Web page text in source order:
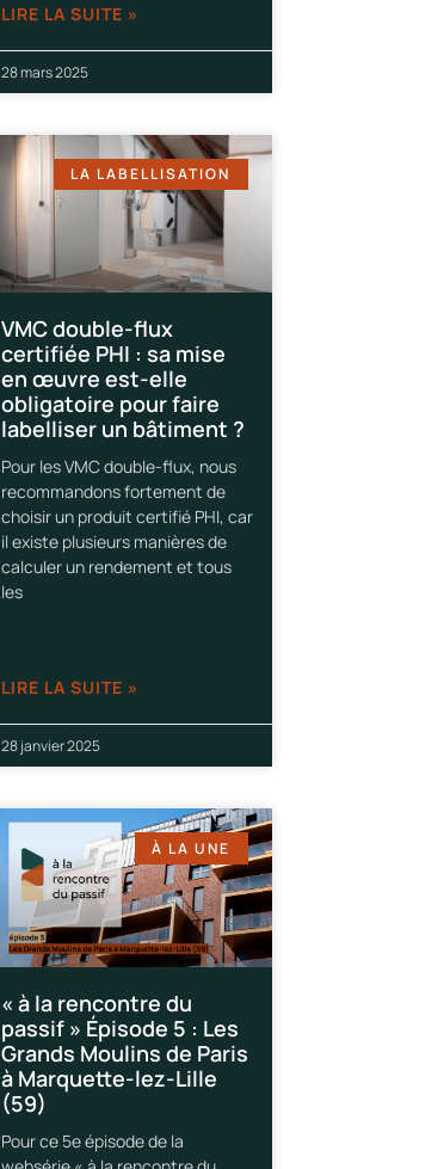
LIRE LA SUITE »
28 mars 2025
LA LABELLISATION
VMC double-flux
certifiée PHI : sa mise
en œuvre est-elle
obligatoire pour faire
labelliser un bâtiment ?
Pour les VMC double-flux, nous
recommandons fortement de
choisir un produit certifié PHI, car
il existe plusieurs manières de
calculer un rendement et tous
les
LIRE LA SUITE »
28 janvier 2025
À LA UNE
« à la rencontre du
passif » Épisode 5 : Les
Grands Moulins de Paris
à Marquette-lez-Lille
(59)
Pour ce 5e épisode de la